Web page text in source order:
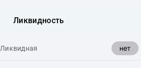
Ликвидность
Ликвидная нет